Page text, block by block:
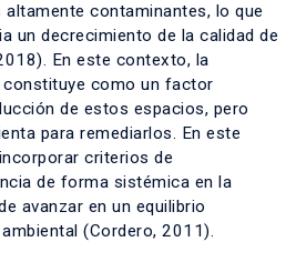
contaminantes, lo que
un decrecimiento de la calidad de
En este contexto, la
como un factor
de estos espacios, pero
para remediarlos. En este
criterios de
de forma sistémica en la
avanzar en un equilibrio
(Cordero, 2011).